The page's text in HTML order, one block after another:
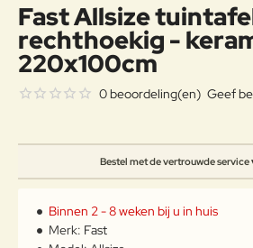
Fast Allsize
rechthoekig -
220x100cm
Bestel met de vertrouwde service
0 beoordeling(en) Geef
Binnen 2 - 8 weken bij u in huis
Merk: Fast